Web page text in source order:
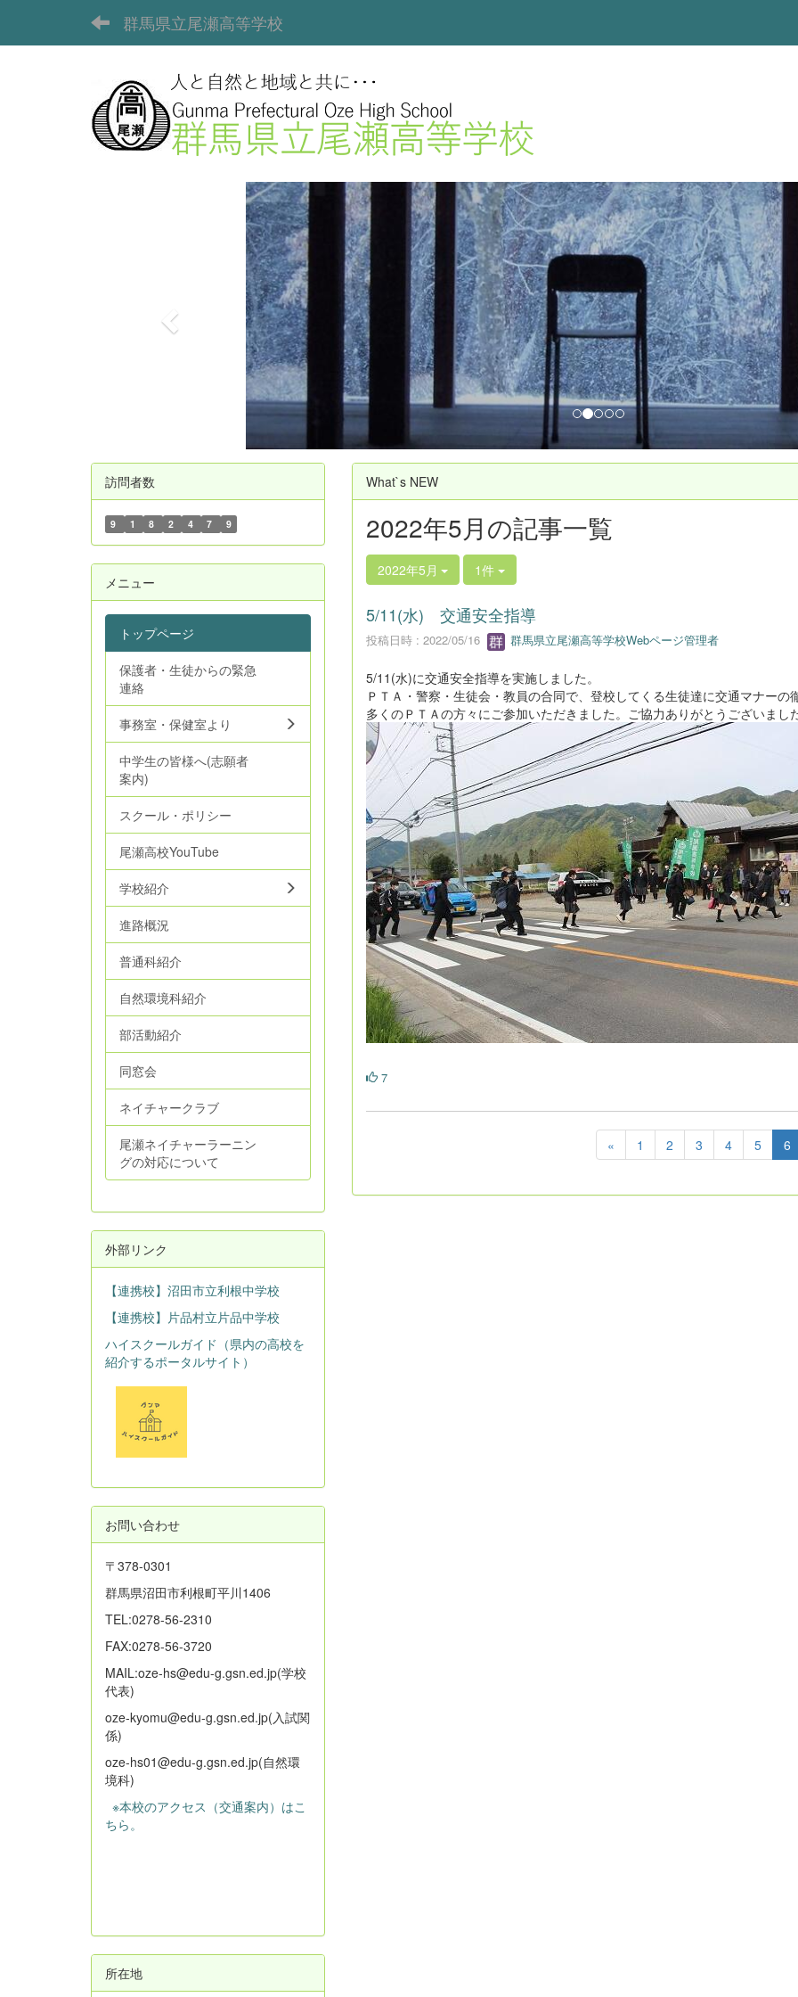
群馬県立尾瀬高等学校
o
u
What`s NEW
2022年5月の記事一覧
2022年5月 1件
5/11(水) 交通安全指導
投稿日時 : 2022/05/16 群馬県立尾瀬高等学校Webページ管理者
5/11(水)に交通安全指導を実施しました。
ＰＴＡ・警察・生徒会・教員の合同で、登校してくる生徒達に交通マナーの
多くのＰＴＡの方々にご参加いただきました。ご協力ありがとうございまし
7
« 1 2 3 4 5 6
訪問者数
9 1 8 2 4 7 9
メニュー
トップページ
保護者・生徒からの緊急
連絡
事務室・保健室より
中学生の皆様へ(志願者
案内)
スクール・ポリシー
尾瀬高校YouTube
学校紹介
進路概況
普通科紹介
自然環境科紹介
部活動紹介
同窓会
ネイチャークラブ
尾瀬ネイチャーラーニン
グの対応について
外部リンク
【連携校】沼田市立利根中学校
【連携校】片品村立片品中学校
ハイスクールガイド（県内の高校を
紹介するポータルサイト）
お問い合わせ
〒378-0301
群馬県沼田市利根町平川1406
TEL:0278-56-2310
FAX:0278-56-3720
MAIL:oze-hs@edu-g.gsn.ed.jp(学校
代表)
oze-kyomu@edu-g.gsn.ed.jp(入試関
係)
oze-hs01@edu-g.gsn.ed.jp(自然環
境科)
※本校のアクセス（交通案内）はこ
ちら。
所在地